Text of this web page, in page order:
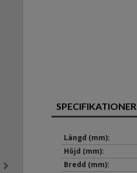
SPECIFIKATIONER
Längd (mm):
Höjd (mm):
Bredd (mm):